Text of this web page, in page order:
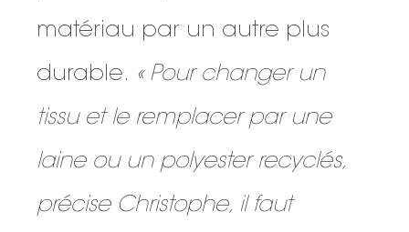
matériau par un autre plus
durable. « Pour changer un
tissu et le remplacer par une
laine ou un polyester recyclés,
précise Christophe, il faut